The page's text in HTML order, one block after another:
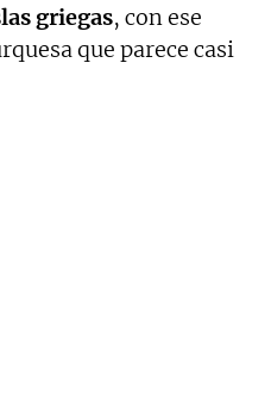
griegas, con ese
que parece casi